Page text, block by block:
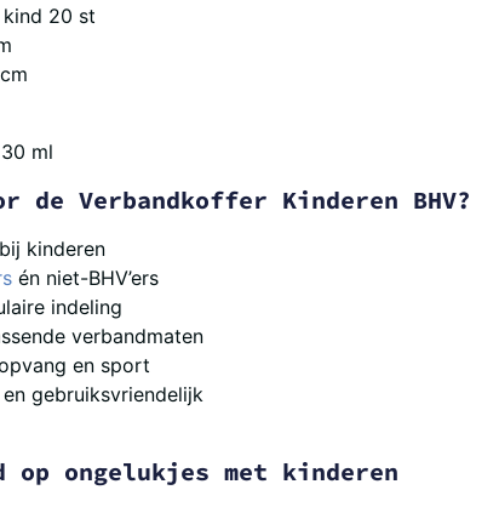
20 st
ml
de Verbandkoffer Kinderen BHV?
kinderen
én niet-BHV’ers
indeling
verbandmaten
en sport
gebruiksvriendelijk
ongelukjes met kinderen